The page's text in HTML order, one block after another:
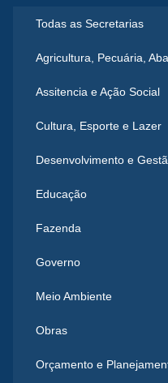
Todas as Secretarias
Agricultura, Pecuária,
Assitencia e Ação Social
Cultura, Esporte e Lazer
Desenvolvimento e
Educação
Fazenda
Governo
Meio Ambiente
Obras
Orçamento e